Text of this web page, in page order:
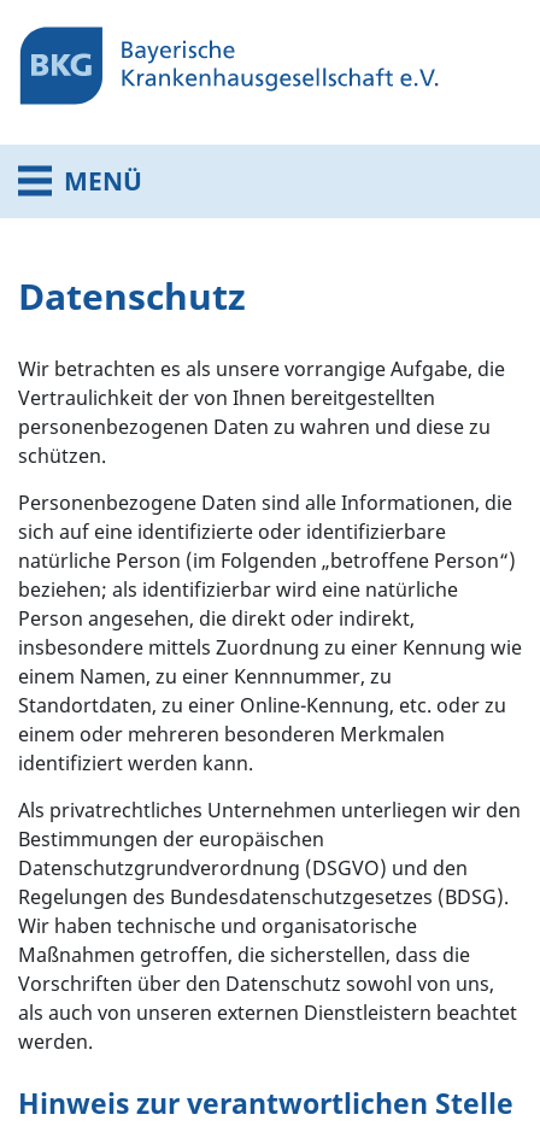
MENÜ
Datenschutz
Wir betrachten es als unsere vorrangige Aufgabe, die
Vertraulichkeit der von Ihnen bereitgestellten
personenbezogenen Daten zu wahren und diese zu
schützen.
Personenbezogene Daten sind alle Informationen, die
sich auf eine identifizierte oder identifizierbare
natürliche Person (im Folgenden „betroffene Person“)
beziehen; als identifizierbar wird eine natürliche
Person angesehen, die direkt oder indirekt,
insbesondere mittels Zuordnung zu einer Kennung wie
einem Namen, zu einer Kennnummer, zu
Standortdaten, zu einer Online-Kennung, etc. oder zu
einem oder mehreren besonderen Merkmalen
identifiziert werden kann.
Als privatrechtliches Unternehmen unterliegen wir den
Bestimmungen der europäischen
Datenschutzgrundverordnung (DSGVO) und den
Regelungen des Bundesdatenschutzgesetzes (BDSG).
Wir haben technische und organisatorische
Maßnahmen getroffen, die sicherstellen, dass die
Vorschriften über den Datenschutz sowohl von uns,
als auch von unseren externen Dienstleistern beachtet
werden.
Hinweis zur verantwortlichen Stelle